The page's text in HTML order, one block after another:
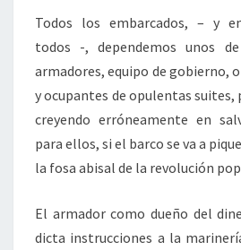
Todos los embarcados, – y
todos -, dependemos unos
armadores, equipo de gobierno,
y ocupantes de opulentas
creyendo erróneamente en
para ellos, si el barco se va a
la fosa abisal de la revolución
El armador como dueño del
dicta instrucciones a la